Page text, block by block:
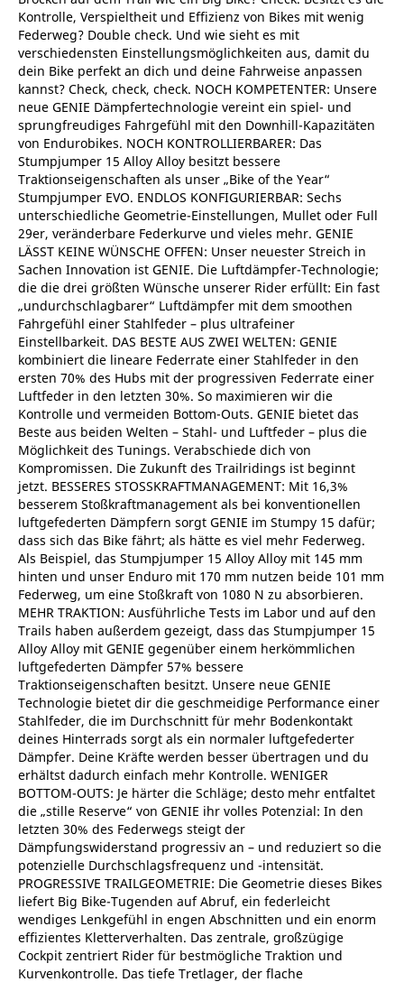
Kontrolle, Verspieltheit und Effizienz von Bikes mit wenig
Federweg? Double check. Und wie sieht es mit
verschiedensten Einstellungsmöglichkeiten aus, damit du
dein Bike perfekt an dich und deine Fahrweise anpassen
kannst? Check, check, check. NOCH KOMPETENTER: Unsere
neue GENIE Dämpfertechnologie vereint ein spiel- und
sprungfreudiges Fahrgefühl mit den Downhill-Kapazitäten
von Endurobikes. NOCH KONTROLLIERBARER: Das
Stumpjumper 15 Alloy Alloy besitzt bessere
Traktionseigenschaften als unser „Bike of the Year“
Stumpjumper EVO. ENDLOS KONFIGURIERBAR: Sechs
unterschiedliche Geometrie-Einstellungen, Mullet oder Full
29er, veränderbare Federkurve und vieles mehr. GENIE
LÄSST KEINE WÜNSCHE OFFEN: Unser neuester Streich in
Sachen Innovation ist GENIE. Die Luftdämpfer-Technologie;
die die drei größten Wünsche unserer Rider erfüllt: Ein fast
„undurchschlagbarer“ Luftdämpfer mit dem smoothen
Fahrgefühl einer Stahlfeder – plus ultrafeiner
Einstellbarkeit. DAS BESTE AUS ZWEI WELTEN: GENIE
kombiniert die lineare Federrate einer Stahlfeder in den
ersten 70% des Hubs mit der progressiven Federrate einer
Luftfeder in den letzten 30%. So maximieren wir die
Kontrolle und vermeiden Bottom-Outs. GENIE bietet das
Beste aus beiden Welten – Stahl- und Luftfeder – plus die
Möglichkeit des Tunings. Verabschiede dich von
Kompromissen. Die Zukunft des Trailridings ist beginnt
jetzt. BESSERES STOSSKRAFTMANAGEMENT: Mit 16,3%
besserem Stoßkraftmanagement als bei konventionellen
luftgefederten Dämpfern sorgt GENIE im Stumpy 15 dafür;
dass sich das Bike fährt; als hätte es viel mehr Federweg.
Als Beispiel, das Stumpjumper 15 Alloy Alloy mit 145 mm
hinten und unser Enduro mit 170 mm nutzen beide 101 mm
Federweg, um eine Stoßkraft von 1080 N zu absorbieren.
MEHR TRAKTION: Ausführliche Tests im Labor und auf den
Trails haben außerdem gezeigt, dass das Stumpjumper 15
Alloy Alloy mit GENIE gegenüber einem herkömmlichen
luftgefederten Dämpfer 57% bessere
Traktionseigenschaften besitzt. Unsere neue GENIE
Technologie bietet dir die geschmeidige Performance einer
Stahlfeder, die im Durchschnitt für mehr Bodenkontakt
deines Hinterrads sorgt als ein normaler luftgefederter
Dämpfer. Deine Kräfte werden besser übertragen und du
erhältst dadurch einfach mehr Kontrolle. WENIGER
BOTTOM-OUTS: Je härter die Schläge; desto mehr entfaltet
die „stille Reserve“ von GENIE ihr volles Potenzial: In den
letzten 30% des Federwegs steigt der
Dämpfungswiderstand progressiv an – und reduziert so die
potenzielle Durchschlagsfrequenz und -intensität.
PROGRESSIVE TRAILGEOMETRIE: Die Geometrie dieses Bikes
liefert Big Bike-Tugenden auf Abruf, ein federleicht
wendiges Lenkgefühl in engen Abschnitten und ein enorm
effizientes Kletterverhalten. Das zentrale, großzügige
Cockpit zentriert Rider für bestmögliche Traktion und
Kurvenkontrolle. Das tiefe Tretlager, der flache